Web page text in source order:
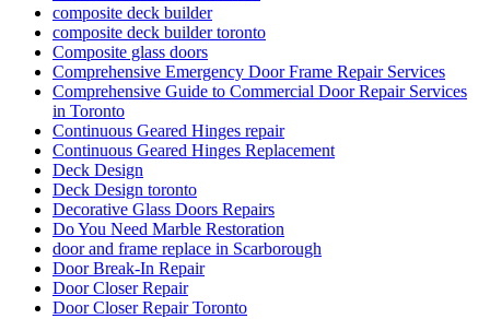
composite deck builder
composite deck builder toronto
Composite glass doors
Comprehensive Emergency Door Frame Repair Services
Comprehensive Guide to Commercial Door Repair Services
in Toronto
Continuous Geared Hinges repair
Continuous Geared Hinges Replacement
Deck Design
Deck Design toronto
Decorative Glass Doors Repairs
Do You Need Marble Restoration
door and frame replace in Scarborough
Door Break-In Repair
Door Closer Repair
Door Closer Repair Toronto